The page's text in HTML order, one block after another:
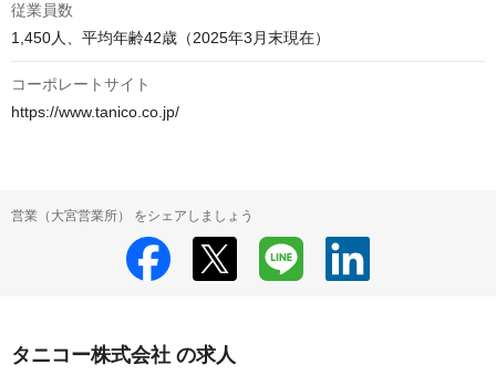
従業員数
1,450人、平均年齢42歳（2025年3月末現在）
コーポレートサイト
https://www.tanico.co.jp/
営業（大宮営業所） をシェアしましょう
タニコー株式会社 の求人